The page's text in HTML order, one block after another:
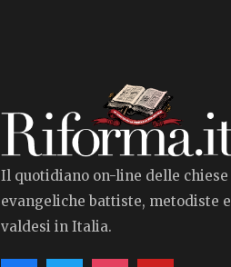
Il quotidiano on-line delle chiese
evangeliche battiste, metodiste e
valdesi in Italia.